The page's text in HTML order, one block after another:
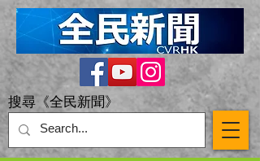
搜尋《全民新聞》